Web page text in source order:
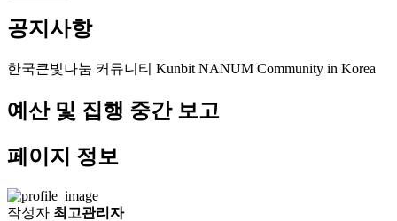
공지사항
한국큰빛나눔 커뮤니티 Kunbit NANUM Community in Korea
예산 및 집행 중간 보고
페이지 정보
작성자 최고관리자